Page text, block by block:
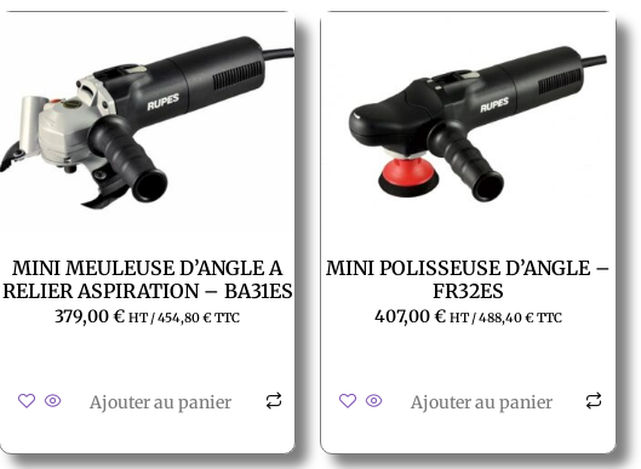
MINI MEULEUSE D’ANGLE A
RELIER ASPIRATION – BA31ES
379,00€ HT /454,80€TTC
Ajouter au panier
MINI POLISSEUSE D’ANGLE –
FR32ES
407,00€ HT /488,40€TTC
Ajouter au panier